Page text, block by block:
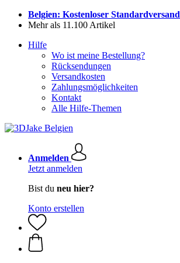
Belgien: Kostenloser Standardversand
Mehr als 11.100 Artikel
Hilfe
Wo ist meine Bestellung?
Rücksendungen
Versandkosten
Zahlungsmöglichkeiten
Kontakt
Alle Hilfe-Themen
Anmelden
Jetzt anmelden
Bist du neu hier?
Konto erstellen